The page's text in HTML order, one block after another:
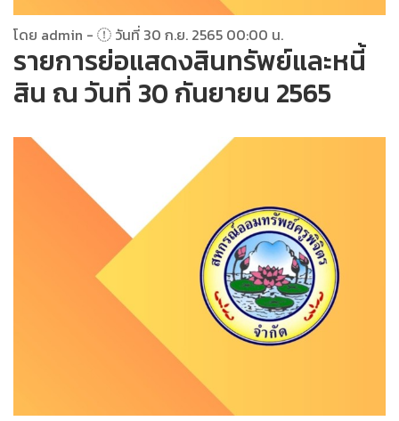
โดย admin - วันที่ 30 ก.ย. 2565 00:00 น.
รายการย่อแสดงสินทรัพย์และหนี้
สิน ณ วันที่ 30 กันยายน 2565